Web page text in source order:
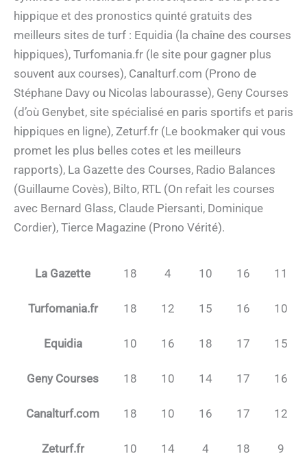
hippique et des pronostics quinté gratuits des
meilleurs sites de turf : Equidia (la chaîne des courses
hippiques), Turfomania.fr (le site pour gagner plus
souvent aux courses), Canalturf.com (Prono de
Stéphane Davy ou Nicolas labourasse), Geny Courses
(d’où Genybet, site spécialisé en paris sportifs et paris
hippiques en ligne), Zeturf.fr (Le bookmaker qui vous
promet les plus belles cotes et les meilleurs
rapports), La Gazette des Courses, Radio Balances
(Guillaume Covès), Bilto, RTL (On refait les courses
avec Bernard Glass, Claude Piersanti, Dominique
Cordier), Tierce Magazine (Prono Vérité).
La Gazette 18 4 10 16 11
Turfomania.fr 18 12 15 16 10
Equidia 10 16 18 17 15
Geny Courses 18 10 14 17 16
Canalturf.com 18 10 16 17 12
Zeturf.fr 10 14 4 18 9